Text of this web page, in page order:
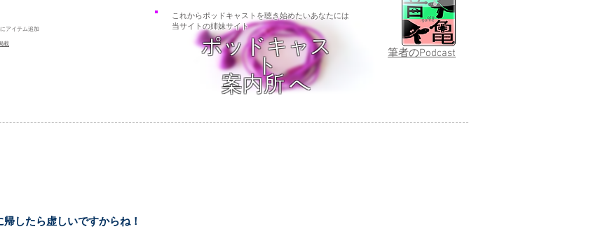
筆者のPodcast
アイテム追加
載
これからポッドキャストを聴き始めたいあなたには
​当サイトの姉妹サイト
ポッドキャス
ト
​案内所 へ
帰したら虚しいですからね！